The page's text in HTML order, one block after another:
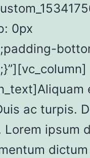
0px
ac turpis.
Lorem ipsum